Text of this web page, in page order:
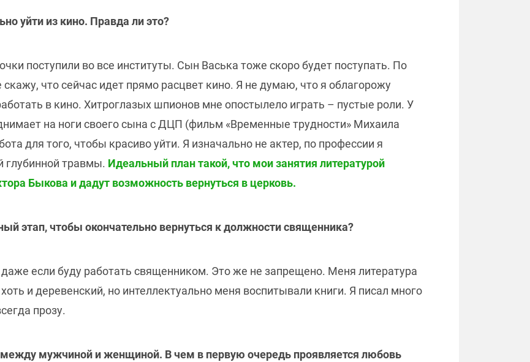
уйти из кино. Правда ли это?
поступили во все институты. Сын Васька тоже скоро будет поступать. По
что сейчас идет прямо расцвет кино. Я не думаю, что я облагорожу
в кино. Хитроглазых шпионов мне опостылело играть – пустые роли. У
на ноги своего сына с ДЦП (фильм «Временные трудности» Михаила
для того, чтобы красиво уйти. Я изначально не актер, по профессии я
глубинной травмы. Идеальный план такой, что мои занятия литературой
Быкова и дадут возможность вернуться в церковь.
этап, чтобы окончательно вернуться к должности священника?
даже если буду работать священником. Это же не запрещено. Меня литература
и деревенский, но интеллектуально меня воспитывали книги. Я писал много
прозу.
мужчиной и женщиной. В чем в первую очередь проявляется любовь